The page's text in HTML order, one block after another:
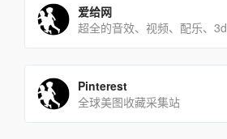
爱给网
Pinterest
全球美图收藏采集站